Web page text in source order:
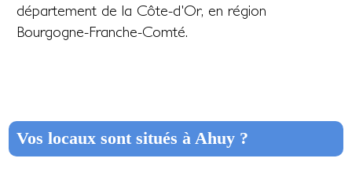
département de la Côte-d'Or, en région
Bourgogne-Franche-Comté.
Vos locaux sont situés à Ahuy ?